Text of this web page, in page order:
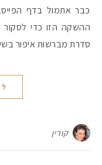
כבר אתמול בדף
סדרת מברשות איפור
קורין